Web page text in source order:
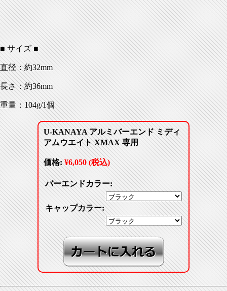
■ サイズ ■
直径：約32mm
長さ：約36mm
重量：104g/1個
U-KANAYA アルミバーエンド ミディ
アムウエイト XMAX 専用
価格:¥6,050 (税込)
バーエンドカラー:
キャップカラー: